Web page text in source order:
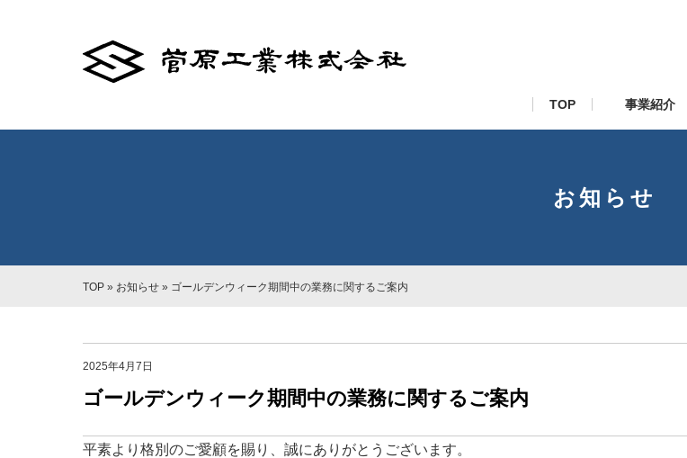
TOP 事業紹介
お知らせ
TOP » お知らせ » ゴールデンウィーク期間中の業務に関するご案内
2025年4月7日
ゴールデンウィーク期間中の業務に関するご案内
平素より格別のご愛顧を賜り、誠にありがとうございます。